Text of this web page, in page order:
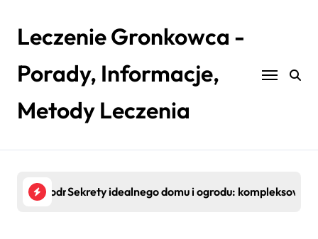
contentLeczenie Gronkowca -
Porady, Informacje,
Metody Leczenia
kompleksowy przewodnik po pielęgnacji i efektywności
Niezawodność w ruchu: Jak utrzymać maszyny